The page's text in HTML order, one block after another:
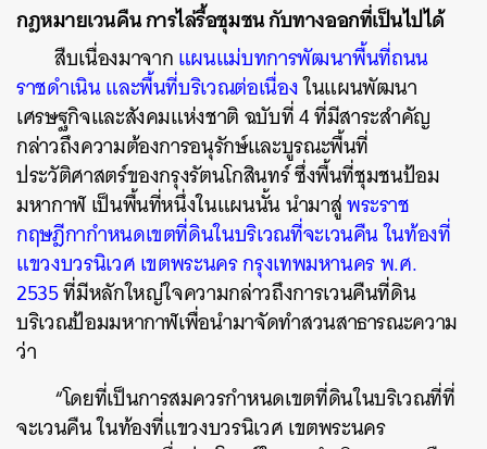
กฎหมายเวนคืน การไล่รื้อชุมชน กับทางออกที่เป็นไปได้
สืบเนื่องมาจากแผนแม่บทการพัฒนาพื้นที่ถนน
ราชดำเนิน และพื้นที่บริเวณต่อเนื่องในแผนพัฒนา
เศรษฐกิจและสังคมแห่งชาติ ฉบับที่ 4 ที่มีสาระสำคัญ
กล่าวถึงความต้องการอนุรักษ์และบูรณะพื้นที่
ประวัติศาสตร์ของกรุงรัตนโกสินทร์ ซึ่งพื้นที่ชุมชนป้อม
มหากาฬ เป็นพื้นที่หนึ่งในแผนนั้น นำมาสู่พระราช
กฤษฎีกากำหนดเขตที่ดินในบริเวณที่จะเวนคืน ในท้องที่
แขวงบวรนิเวศ เขตพระนคร กรุงเทพมหานคร พ.ศ.
2535ที่มีหลักใหญ่ใจความกล่าวถึงการเวนคืนที่ดิน
บริเวณป้อมมหากาฬเพื่อนำมาจัดทำสวนสาธารณะความ
ว่า
“โดยที่เป็นการสมควรกำหนดเขตที่ดินในบริเวณที่ที่
จะเวนคืน ในท้องที่แขวงบวรนิเวศ เขตพระนคร